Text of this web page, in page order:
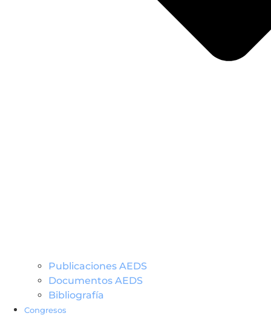
Publicaciones AEDS
Documentos AEDS
Bibliografía
Congresos